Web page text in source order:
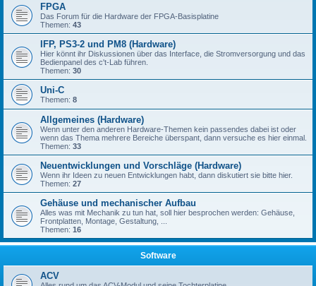
FPGA
Das Forum für die Hardware der FPGA-Basisplatine
Themen: 43
IFP, PS3-2 und PM8 (Hardware)
Hier könnt ihr Diskussionen über das Interface, die Stromversorgung und das
Bedienpanel des c't-Lab führen.
Themen: 30
Uni-C
Themen: 8
Allgemeines (Hardware)
Wenn unter den anderen Hardware-Themen kein passendes dabei ist oder
wenn das Thema mehrere Bereiche überspant, dann versuche es hier einmal.
Themen: 33
Neuentwicklungen und Vorschläge (Hardware)
Wenn ihr Ideen zu neuen Entwicklungen habt, dann diskutiert sie bitte hier.
Themen: 27
Gehäuse und mechanischer Aufbau
Alles was mit Mechanik zu tun hat, soll hier besprochen werden: Gehäuse,
Frontplatten, Montage, Gestaltung, ...
Themen: 16
Software
ACV